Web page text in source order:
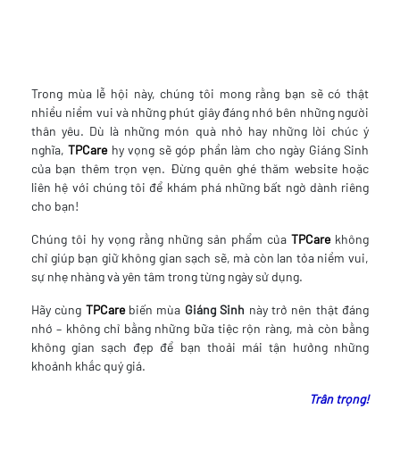
Trong mùa lễ hội này, chúng tôi mong rằng bạn sẽ có thật
nhiều niềm vui và những phút giây đáng nhớ bên những người
thân yêu. Dù là những món quà nhỏ hay những lời chúc ý
nghĩa,TPCare hy vọng sẽ góp phần làm cho ngày Giáng Sinh
của bạn thêm trọn vẹn. Đừng quên ghé thăm website hoặc
liên hệ với chúng tôi để khám phá những bất ngờ dành riêng
cho bạn!
Chúng tôi hy vọng rằng những sản phẩm của TPCare không
chỉ giúp bạn giữ không gian sạch sẽ, mà còn lan tỏa niềm vui,
sự nhẹ nhàng và yên tâm trong từng ngày sử dụng.
Hãy cùng TPCare biến mùa Giáng Sinh này trở nên thật đáng
nhớ – không chỉ bằng những bữa tiệc rộn ràng, mà còn bằng
không gian sạch đẹp để bạn thoải mái tận hưởng những
khoảnh khắc quý giá.
Trân trọng!